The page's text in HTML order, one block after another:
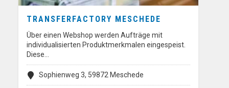
TRANSFERFACTORY MESCHEDE
Über einen Webshop werden Aufträge mit
individualisierten Produktmerkmalen eingespeist.
Diese…
Sophienweg 3, 59872 Meschede